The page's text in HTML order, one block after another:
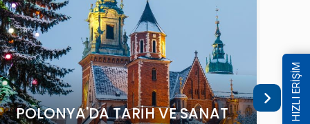
GÜNEY KORE GEZİSİ HIZLI ERİŞİM